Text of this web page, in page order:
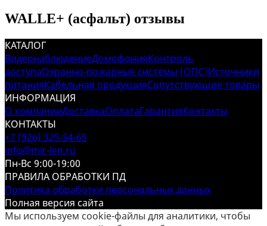
WALLE+ (асфальт) отзывы
КАТАЛОГ
ВидеонаблюдениеДомофонияКонтроль
доступаОхранно-пожарные системы (ОПС)Источники
питанияКабельная продукцияСопутствующие товары
ИНФОРМАЦИЯ
О компанииДоставкаОплатаГарантияКонтакты
КОНТАКТЫ
+7 (926) 325-54-65
info@mir-len.ru
Пн-Вс 9:00-19:00
ПРАВИЛА ОБРАБОТКИ ПД
Политика обработки персональных данных
Полная версия сайта
Мы используем cookie-файлы для аналитики, чтобы